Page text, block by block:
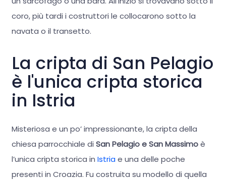
coro, più tardi i costruttori le collocarono sotto la
navata o il transetto.
La cripta di San Pelagio
è l'unica cripta storica
in Istria
Misteriosa e un po’ impressionante, la cripta della
chiesa parrocchiale di San Pelagio e San Massimoè
l’unica cripta storica in Istriae una delle poche
presenti in Croazia. Fu costruita su modello di quella